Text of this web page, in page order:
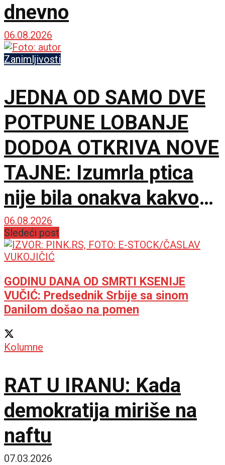
dnevno
06.08.2026
Zanimljivosti
JEDNA OD SAMO DVE
POTPUNE LOBANJE
DODOA OTKRIVA NOVE
TAJNE: Izumrla ptica
nije bila onakva kakvom
je zamišljamo
06.08.2026
Sledeći post
GODINU DANA OD SMRTI KSENIJE
VUČIĆ: Predsednik Srbije sa sinom
Danilom došao na pomen
Kolumne
RAT U IRANU: Kada
demokratija miriše na
naftu
07.03.2026